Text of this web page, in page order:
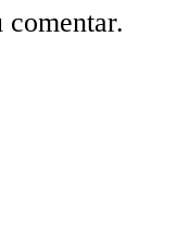
comentar.